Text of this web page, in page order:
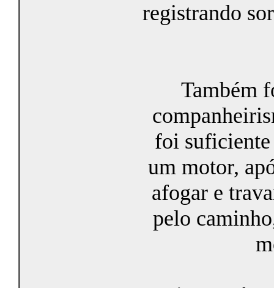
registrando
Também
foi suficiente
um motor,
afogar e
pelo